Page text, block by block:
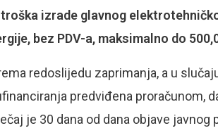
izrade glavnog
bez PDV-a, maksimalno do
redoslijedu zaprimanja, a u
predviđena proračunom,
je 30 dana od dana objave javnog